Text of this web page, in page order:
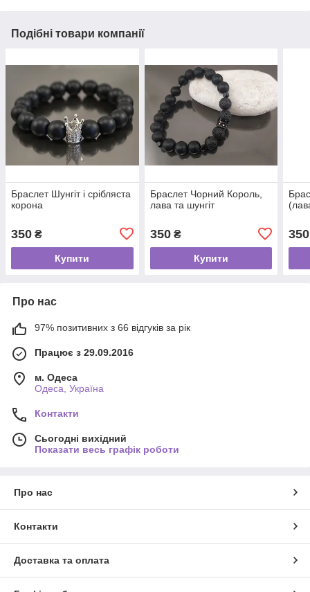
Подібні товари компанії
Браслет Шунгіт і срібляста
корона
350 ₴
Купити
Браслет Чорний Король,
лава та шунгіт
350₴
Купити
350
Про нас
97% позитивних з 66 відгуків за рік
Працює з 29.09.2016
м. Одеса
Одеса, Україна
Контакти
Сьогодні вихідний
Показати весь графік роботи
Про нас
Контакти
Доставка та оплата